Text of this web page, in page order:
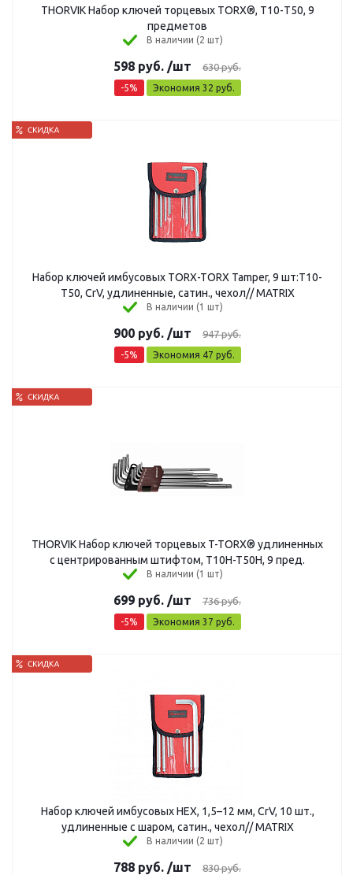
THORVIK Набор ключей торцевых TORX®, Т10-T50, 9
предметов
В наличии (2 шт)
598 руб. /шт 630руб.
-5% Экономия 32 руб.
Набор ключей имбусовых TORX-TORX Tamper, 9 шт:T10-
T50, CrV, удлиненные, сатин., чехол// MATRIX
В наличии (1 шт)
900 руб. /шт 947руб.
-5% Экономия 47 руб.
THORVIK Набор ключей торцевых T-TORX® удлиненных
с центрированным штифтом, Т10H-T50H, 9 пред.
В наличии (1 шт)
699 руб. /шт 736руб.
-5% Экономия 37 руб.
Набор ключей имбусовых HEX, 1,5–12 мм, CrV, 10 шт.,
удлиненные с шаром, сатин., чехол// MATRIX
В наличии (2 шт)
788 руб. /шт 830руб.